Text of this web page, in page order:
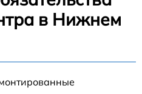
в Нижнем